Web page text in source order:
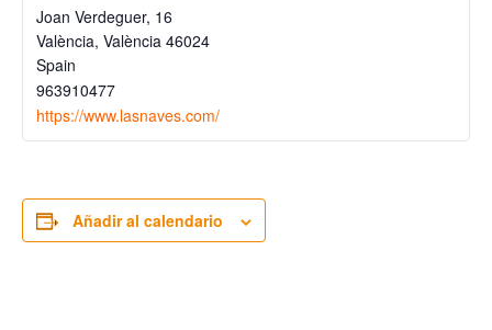
Joan Verdeguer, 16
València, València 46024
Spain
963910477
https://www.lasnaves.com/
Añadir al calendario